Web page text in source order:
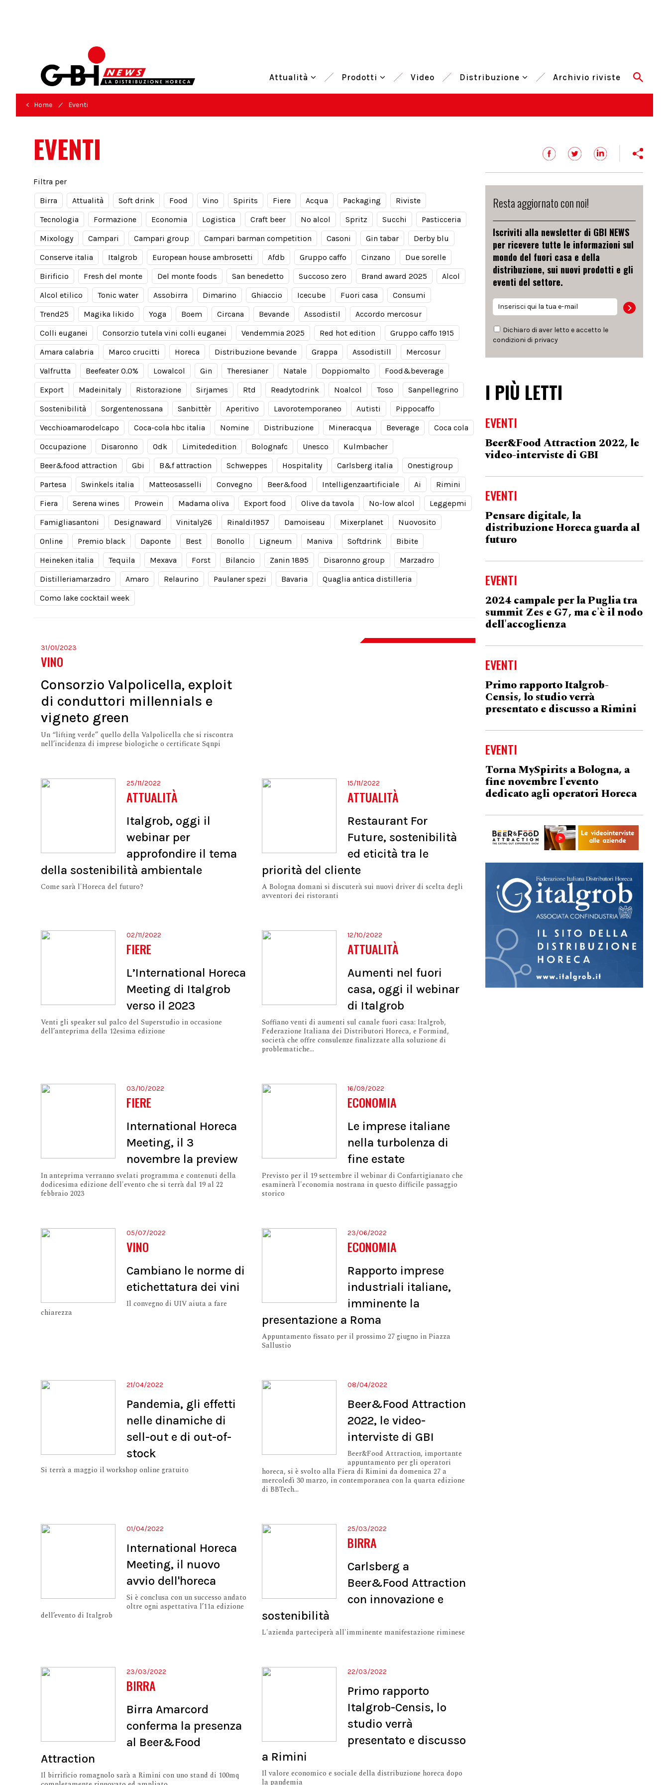
Attualità Prodotti Video Distribuzione Archivio riviste
< Home / Eventi
EVENTI
Filtra per
Birra
Attualità Soft drink Food Vino Spirits Fiere Acqua Packaging
Riviste
Tecnologia
Formazione Economia Logistica Craft beer No alcol Spritz Succhi
Pasticceria
Mixology
Campari Campari group Campari barman competition Casoni Gin tabar
Derby blu
Conserve italia
Italgrob European house ambrosetti Afdb Gruppo caffo Cinzano
Due sorelle
Birificio
Fresh del monte Del monte foods San benedetto Succoso zero Brand award 2025
Alcol
Alcol etilico
Tonic water Assobirra Dimarino Ghiaccio Icecube Fuori casa
Consumi
Trend25
Magika likido Yoga Boem Circana Bevande Assodistil
Accordo mercosur
Colli euganei
Consorzio tutela vini colli euganei Vendemmia 2025 Red hot edition
Gruppo caffo 1915
Amara calabria
Marco crucitti Horeca Distribuzione bevande Grappa Assodistill
Mercosur
Valfrutta
Beefeater 0.0% Lowalcol Gin Theresianer Natale Doppiomalto
Food&beverage
Export
Madeinitaly Ristorazione Sirjames Rtd Readytodrink Noalcol Toso
Sanpellegrino
Sostenibilità
Sorgentenossana Sanbittèr Aperitivo Lavorotemporaneo Autisti
Pippocaffo
Vecchioamarodelcapo
Coca-cola hbc italia Nomine Distribuzione Mineracqua Beverage
Coca cola
Occupazione
Disaronno Odk Limitededition Bolognafc Unesco
Kulmbacher
Beer&food attraction
Gbi B&f attraction Schweppes Hospitality Carlsberg italia
Onestigroup
Partesa
Swinkels italia Matteosasselli Convegno Beer&food Intelligenzaartificiale Ai
Rimini
Fiera
Serena wines Prowein Madama oliva Export food Olive da tavola No-low alcol
Leggepmi
Famigliasantoni
Designaward Vinitaly26 Rinaldi1957 Damoiseau Mixerplanet
Nuovosito
Online
Premio black Daponte Best Bonollo Ligneum Maniva Softdrink
Bibite
Heineken italia
Tequila Mexava Forst Bilancio Zanin 1895 Disaronno group
Marzadro
Distilleriamarzadro
Amaro Relaurino Paulaner spezi Bavaria
Quaglia antica distilleria
Como lake cocktail week
31/01/2023
VINO
Consorzio Valpolicella, exploit
di conduttori millennials e
vigneto green
Un “lifting verde” quello della Valpolicella che si riscontra
nell’incidenza di imprese biologiche o certificate Sqnpi
25/11/2022
ATTUALITÀ
Italgrob, oggi il
webinar per
approfondire il tema
della sostenibilità ambientale
Come sarà l'Horeca del futuro?
15/11/2022
ATTUALITÀ
Restaurant For
Future, sostenibilità
ed eticità tra le
priorità del cliente
A Bologna domani si discuterà sui nuovi driver di scelta degli
avventori dei ristoranti
02/11/2022
FIERE
L’International Horeca
Meeting di Italgrob
verso il 2023
Venti gli speaker sul palco del Superstudio in occasione
dell’anteprima della 12esima edizione
12/10/2022
ATTUALITÀ
Aumenti nel fuori
casa, oggi il webinar
di Italgrob
Soffiano venti di aumenti sul canale fuori casa: Italgrob,
Federazione Italiana dei Distributori Horeca, e Formind,
società che offre consulenze finalizzate alla soluzione di
problematiche...
03/10/2022
FIERE
International Horeca
Meeting, il 3
novembre la preview
In anteprima verranno svelati programma e contenuti della
dodicesima edizione dell'evento che si terrà dal 19 al 22
febbraio 2023
16/09/2022
ECONOMIA
Le imprese italiane
nella turbolenza di
fine estate
Previsto per il 19 settembre il webinar di Confartigianato che
esaminerà l'economia nostrana in questo difficile passaggio
storico
05/07/2022
VINO
Cambiano le norme di
etichettatura dei vini
Il convegno di UIV aiuta a fare
chiarezza
23/06/2022
ECONOMIA
Rapporto imprese
industriali italiane,
imminente la
presentazione a Roma
Appuntamento fissato per il prossimo 27 giugno in Piazza
Sallustio
21/04/2022
Pandemia, gli effetti
nelle dinamiche di
sell-out e di out-of-
stock
Si terrà a maggio il workshop online gratuito
08/04/2022
Beer&Food Attraction
2022, le video-
interviste di GBI
Beer&Food Attraction, importante
appuntamento per gli operatori
horeca, si è svolto alla Fiera di Rimini da domenica 27 a
mercoledì 30 marzo, in contemporanea con la quarta edizione
di BBTech...
01/04/2022
International Horeca
Meeting, il nuovo
avvio dell'horeca
Si è conclusa con un successo andato
oltre ogni aspettativa l’11a edizione
dell’evento di Italgrob
25/03/2022
BIRRA
Carlsberg a
Beer&Food Attraction
con innovazione e
sostenibilità
L'azienda parteciperà all'imminente manifestazione riminese
23/03/2022
BIRRA
Birra Amarcord
conferma la presenza
al Beer&Food
Attraction
Il birrificio romagnolo sarà a Rimini con uno stand di 100mq
22/03/2022
Primo rapporto
Italgrob-Censis, lo
studio verrà
presentato e discusso
a Rimini
Il valore economico e sociale della distribuzione horeca dopo
la pandemia
Resta aggiornato con noi!
Iscriviti alla newsletter di GBI NEWS
per ricevere tutte le informazioni sul
mondo del fuori casa e della
distribuzione, sui nuovi prodotti e gli
eventi del settore.
Dichiaro di aver letto e accetto le
condizioni di privacy
I PIÙ LETTI
EVENTI
Beer&Food Attraction 2022, le
video-interviste di GBI
EVENTI
Pensare digitale, la
distribuzione Horeca guarda al
futuro
EVENTI
2024 campale per la Puglia tra
summit Zes e G7, ma c'è il nodo
dell'accoglienza
EVENTI
Primo rapporto Italgrob-
Censis, lo studio verrà
presentato e discusso a Rimini
EVENTI
Torna MySpirits a Bologna, a
fine novembre l'evento
dedicato agli operatori Horeca